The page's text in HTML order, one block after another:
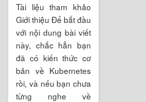
Tài liệu tham khảo
Giới thiệu Để bắt đầu
với nội dung bài viết
này, chắc hẳn bạn
đã có kiến thức cơ
bản về Kubernetes
rồi, và nếu bạn chưa
từng nghe về